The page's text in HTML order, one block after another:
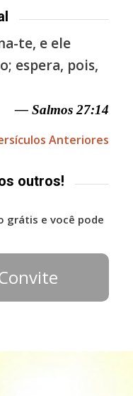
te, e ele
espera, pois,
— Salmos 27:14
Anteriores
outros!
grátis e você pode